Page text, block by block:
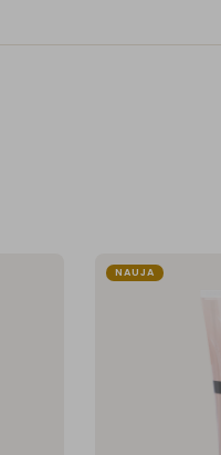
NAUJA